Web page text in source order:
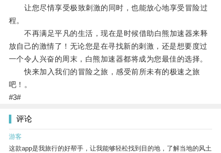
让您尽情享受极致刺激的同时，也能放心地享受冒险过
程。
不再满足平凡的生活，现在是时候借助白熊加速器来释
放自己的激情了！无论您是在寻找新的刺激，还是想要度过
一个令人兴奋的周末，白熊加速器都将成为您最佳的选择。
快来加入我们的冒险之旅，感受前所未有的极速之旅
吧！。
#3#
评论
游客
这款app是我旅行的好帮手，让我能够轻松找到目的地，了解当地的风土